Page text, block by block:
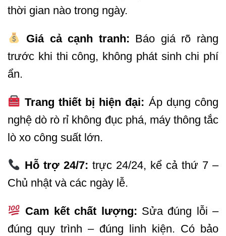
thời gian nào trong ngày.
Giá cả cạnh tranh: Báo giá rõ ràng
trước khi thi công, không phát sinh chi phí
ẩn.
Trang thiết bị hiện đại: Áp dụng công
nghệ dò rò rỉ không đục phá, máy thông tắc
lò xo công suất lớn.
Hỗ trợ 24/7: trực 24/24, kể cả thứ 7 –
Chủ nhật và các ngày lễ.
Cam kết chất lượng: Sửa đúng lỗi –
đúng quy trình – đúng linh kiện. Có bảo